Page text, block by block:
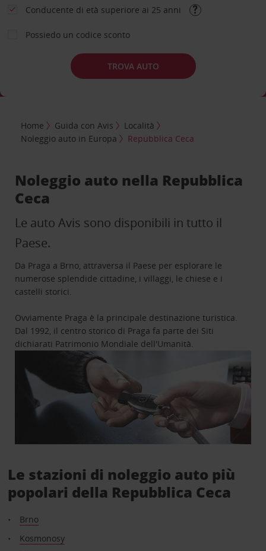
Conducente di età superiore ai 25 anni
Possiedo un codice sconto
TROVA AUTO
Home Guida con Avis
Località
Noleggio auto in Europa
Repubblica Ceca
Noleggio auto nella Repubblica
Ceca
Le auto Avis sono disponibili in tutto il
Paese.
Da Praga a Brno, attraversa il Paese per esplorare le
numerose splendide cittadine, i villaggi, le chiese e i
castelli storici.
Ovviamente Praga è la principale destinazione turistica.
Dal 1992, il centro storico di Praga fa parte dei Siti
dichiarati Patrimonio Mondiale dell'Umanità.
Le stazioni di noleggio auto più
popolari della Repubblica Ceca
Brno
Kosmonosy